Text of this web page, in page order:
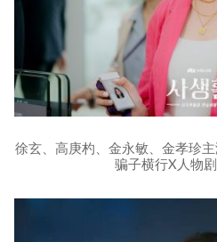
徐玄、高庚杓、金永敏、金孝珍
骗子横行X人物